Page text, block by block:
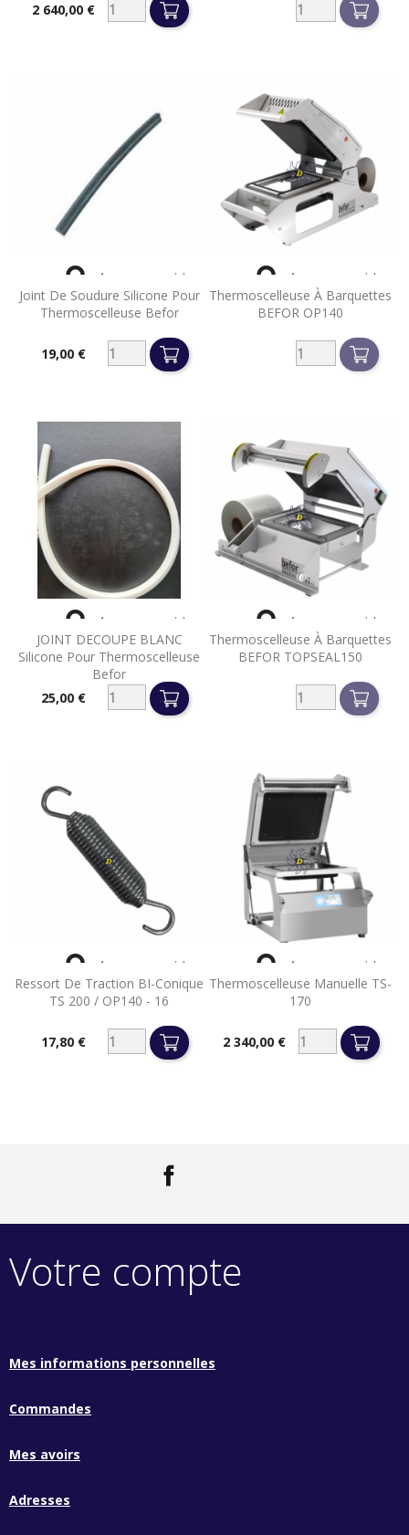
Prix2 640,00 €
Joint De Soudure Silicone Pour
Thermoscelleuse Befor
19,00 €
 Aperçu rapide
Thermoscelleuse À Barquettes
BEFOR OP140
 Aperçu rapide
JOINT DECOUPE BLANC
Silicone Pour Thermoscelleuse
Befor
Prix25,00 €
 Aperçu rapide
Thermoscelleuse À Barquettes
BEFOR TOPSEAL150
 Aperçu rapide
Ressort De Traction BI-Conique
TS 200 / OP140 - 16
17,80 €
 Aperçu rapide
Thermoscelleuse Manuelle TS-
170
Prix2 340,00 €
 Aperçu rapide
Votre compte
Mes informations personnelles
Commandes
Mes avoirs
Adresses